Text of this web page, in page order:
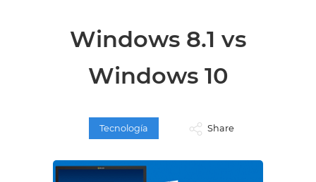
Windows 8.1 vs
Windows 10
Tecnología Share